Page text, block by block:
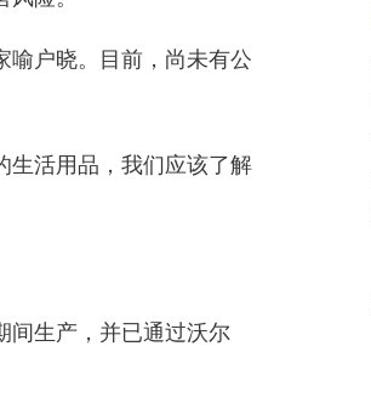
户晓。目前，尚未有公
活用品，我们应该了解
生产，并已通过沃尔